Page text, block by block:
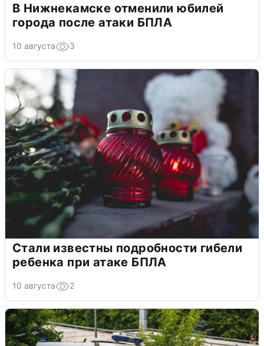
В Нижнекамске отменили юбилей
города после атаки БПЛА
10 августа 3
Стали известны подробности гибели
ребенка при атаке БПЛА
10 августа 2